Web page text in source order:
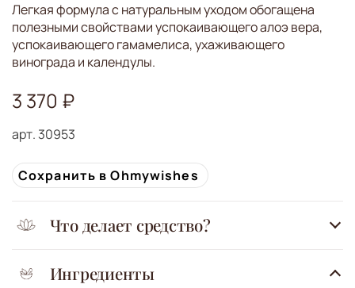
арт. 30953
3 370 ₽
Сохранить в Ohmywishes
Легкая формула с натуральным уходом обогащена
полезными свойствами успокаивающего алоэ вера,
успокаивающего гамамелиса, ухаживающего
винограда и календулы.
Что делает средство?
Ингредиенты